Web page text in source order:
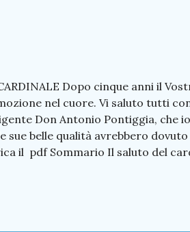
Dopo cinque anni il
nel cuore. Vi saluto tutti
Don Antonio Pontiggia, che
sue belle qualità avrebbero
il pdf Sommario Il saluto del
è vicino Dal Comune Tempo libero